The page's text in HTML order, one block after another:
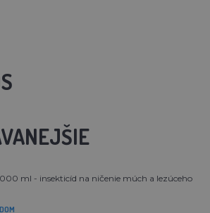
ml - insekticíd na ničenie múch a lezúceho